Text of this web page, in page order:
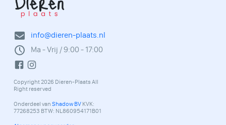
info@dieren-plaats.nl
Ma - Vrij / 9:00 - 17:00
Copyright 2026 Dieren-Plaats All
Right reserved
Onderdeel van Shadow BV KVK:
77268253 BTW: NL860954171B01